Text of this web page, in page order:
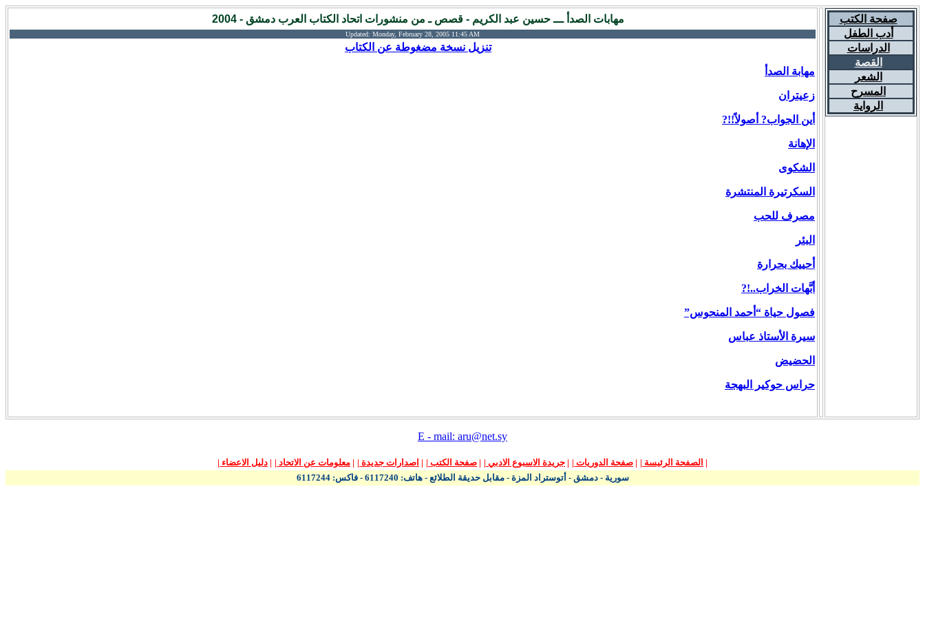
صفحة الكتب
أدب الطفل
الدراسات
القصة
الشعر
المسرح
الرواية
مهابات الصدأ ـــ حسين عبد الكريم - قصص ـ من منشورات اتحاد الكتاب العرب دمشق - 2004
Updated: Monday, February 28, 2005 11:45 AM
تنزيل نسخة مضغوطة عن الكتاب
مهابة الصدأ
زعيتران
أين الجواب? أصولاً!!?
الإهانة
الشكوى
السكرتيرة المنتشرة
مصرف للحب
البئر
أحييك بحرارة
أبَّهات الخراب..!?
فصول حياة “أحمد المنحوس”
سيرة الأستاذ عباس
الحضيض
حراس حوكير البهجة
E - mail: aru@net.sy
| الصفحة الرئيسة |
| صفحة الدوريات |
| جريدة الاسبوع الادبي |
| صفحة الكتب |
| اصدارات جديدة |
| معلومات عن الاتحاد |
| دليل الاعضاء |
سورية - دمشق - أتوستراد المزة - مقابل حديقة الطلائع - هاتف: 6117240 - فاكس: 6117244